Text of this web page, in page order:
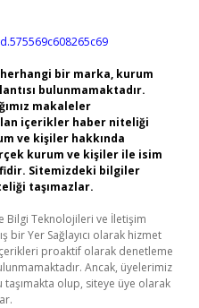
bir marka, kurum
bulunmamaktadır.
makaleler
içerikler haber niteliği
ve kişiler hakkında
kurum ve kişiler ile isim
Sitemizdeki bilgiler
taşımazlar.
Bilgi Teknolojileri ve İletişim
bir Yer Sağlayıcı olarak hizmet
proaktif olarak denetleme
Ancak, üyelerimiz
olup, siteye üye olarak